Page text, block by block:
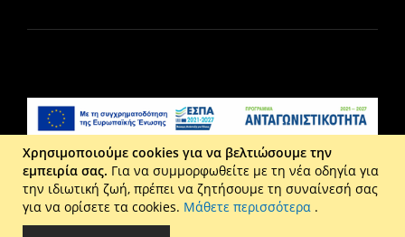
Liberta Ε.Π.Ε. - Τ: 2610 201 800 - Ε: eshop@maison.gr -
Γ.Ε.ΜΗ : 036110316000
Copyright © 2026 Maison. All rights reserved.
Χρησιμοποιούμε cookies για να βελτιώσουμε την
εμπειρία σας. Για να συμμορφωθείτε με τη νέα οδηγία για
την ιδιωτική ζωή, πρέπει να ζητήσουμε τη συναίνεσή σας
για να ορίσετε τα cookies. Μάθετε περισσότερα .